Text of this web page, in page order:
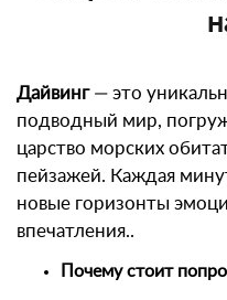
Дайвинг — это
подводный мир,
царство морских
пейзажей. Каждая
новые горизонты
впечатления..
Почему стоит